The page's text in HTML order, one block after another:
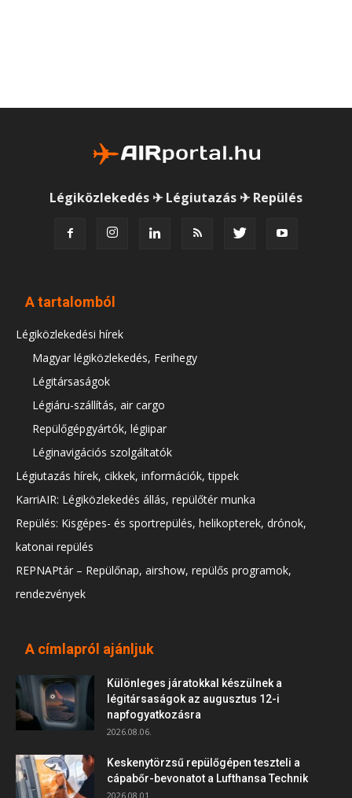
Légiközlekedés ✈ Légiutazás ✈ Repülés
A tartalomból
Légiközlekedési hírek
Magyar légiközlekedés, Ferihegy
Légitársaságok
Légiáru-szállítás, air cargo
Repülőgépgyártók, légiipar
Léginavigációs szolgáltatók
Légiutazás hírek, cikkek, információk, tippek
KarriAIR: Légiközlekedés állás, repülőtér munka
Repülés: Kisgépes- és sportrepülés, helikopterek, drónok,
katonai repülés
REPNAPtár – Repülőnap, airshow, repülős programok,
rendezvények
A címlapról ajánljuk
Különleges járatokkal készülnek a
légitársaságok az augusztus 12-i
napfogyatkozásra
2026.08.06.
Keskenytörzsű repülőgépen teszteli a
cápabőr-bevonatot a Lufthansa Technik
2026.08.01.